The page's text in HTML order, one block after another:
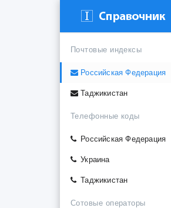
Почтовые индексы
Российская Федерация
Таджикистан
Телефонные коды
Российская Федерация
Украина
Таджикистан
Сотовые операторы